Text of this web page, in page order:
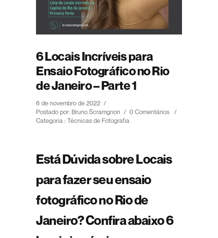
6 Locais Incríveis para
Ensaio Fotográfico no Rio
de Janeiro – Parte 1
6 de novembro de 2022 /
Postado por: Bruno Scramgnon / 0 Comentários
/
Categoria : Técnicas de Fotografia
Está Dúvida sobre Locais
para fazer seu ensaio
fotográfico no Rio de
Janeiro? Confira abaixo 6